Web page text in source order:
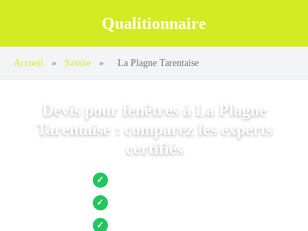
Qualitionnaire
Accueil » Savoie » La Plagne Tarentaise
Devis pour fenêtres à La Plagne
Tarentaise : comparez les experts
certifiés
✓ Jusqu’à 3 devis comparés
✓ Entreprises locales vérifiées
✓ Pose garantie